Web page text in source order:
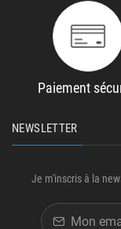
Paiement
NEWSLETTER
Je m'inscris à la